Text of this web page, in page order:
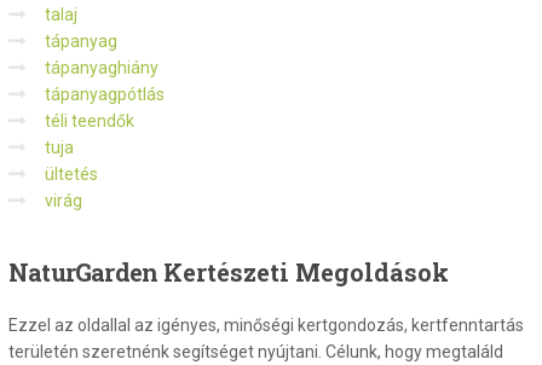
talaj
tápanyag
tápanyaghiány
tápanyagpótlás
téli teendők
tuja
ültetés
virág
NaturGarden Kertészeti Megoldások
Ezzel az oldallal az igényes, minőségi kertgondozás, kertfenntartás
területén szeretnénk segítséget nyújtani. Célunk, hogy megtaláld